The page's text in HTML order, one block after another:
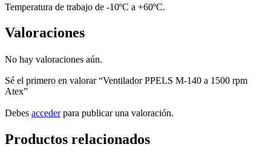
Temperatura de trabajo de -10ºC a +60ºC.
Valoraciones
No hay valoraciones aún.
Sé el primero en valorar “Ventilador PPELS M-140 a 1500 rpm
Atex”
Debes accederpara publicar una valoración.
Productos relacionados